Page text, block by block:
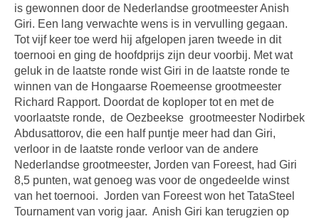
is gewonnen door de Nederlandse grootmeester Anish
Giri. Een lang verwachte wens is in vervulling gegaan.
Tot vijf keer toe werd hij afgelopen jaren tweede in dit
toernooi en ging de hoofdprijs zijn deur voorbij. Met wat
geluk in de laatste ronde wist Giri in de laatste ronde te
winnen van de Hongaarse Roemeense grootmeester
Richard Rapport. Doordat de koploper tot en met de
voorlaatste ronde, de Oezbeekse grootmeester Nodirbek
Abdusattorov, die een half puntje meer had dan Giri,
verloor in de laatste ronde verloor van de andere
Nederlandse grootmeester, Jorden van Foreest, had Giri
8,5 punten, wat genoeg was voor de ongedeelde winst
van het toernooi. Jorden van Foreest won het TataSteel
Tournament van vorig jaar. Anish Giri kan terugzien op